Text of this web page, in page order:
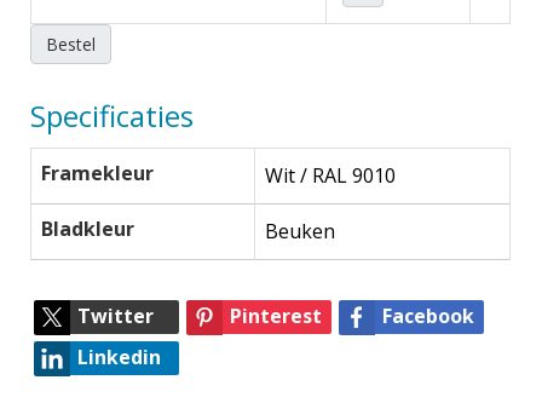
Bestel
Specificaties
Framekleur
Wit / RAL 9010
Bladkleur
Beuken
Twitter Pinterest
Facebook
Linkedin